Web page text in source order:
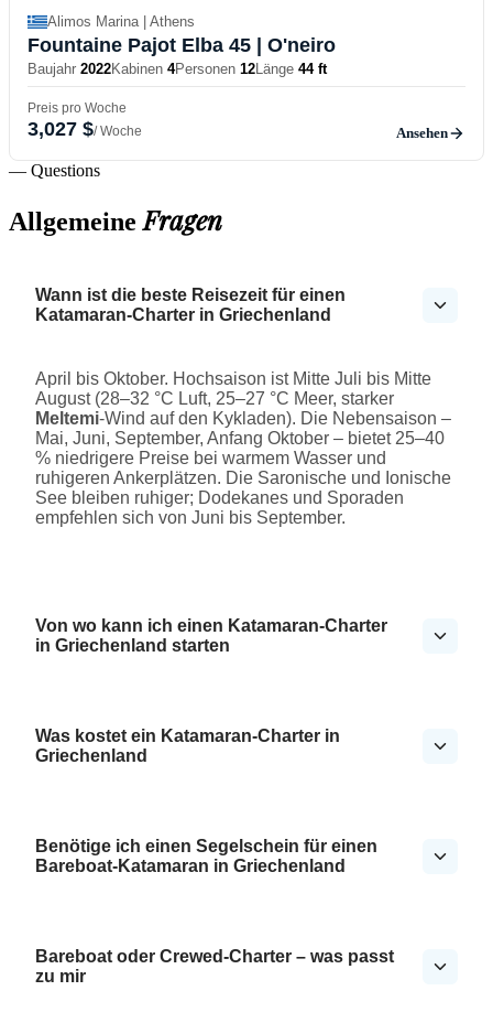
Alimos Marina | Athens
Fountaine Pajot Elba 45 | O'neiro
Baujahr 2022Kabinen 4Personen 12Länge 44 ft
Preis pro Woche
3,027 $/ Woche Ansehen
— Questions
AllgemeineFragen
Wann ist die beste Reisezeit für einen
Katamaran-Charter in Griechenland
April bis Oktober. Hochsaison ist Mitte Juli bis Mitte
August (28–32 °C Luft, 25–27 °C Meer, starker
Meltemi-Wind auf den Kykladen). Die Nebensaison –
Mai, Juni, September, Anfang Oktober – bietet 25–40
% niedrigere Preise bei warmem Wasser und
ruhigeren Ankerplätzen. Die Saronische und Ionische
See bleiben ruhiger; Dodekanes und Sporaden
empfehlen sich von Juni bis September.
Von wo kann ich einen Katamaran-Charter
in Griechenland starten
Was kostet ein Katamaran-Charter in
Griechenland
Benötige ich einen Segelschein für einen
Bareboat-Katamaran in Griechenland
Bareboat oder Crewed-Charter – was passt
zu mir